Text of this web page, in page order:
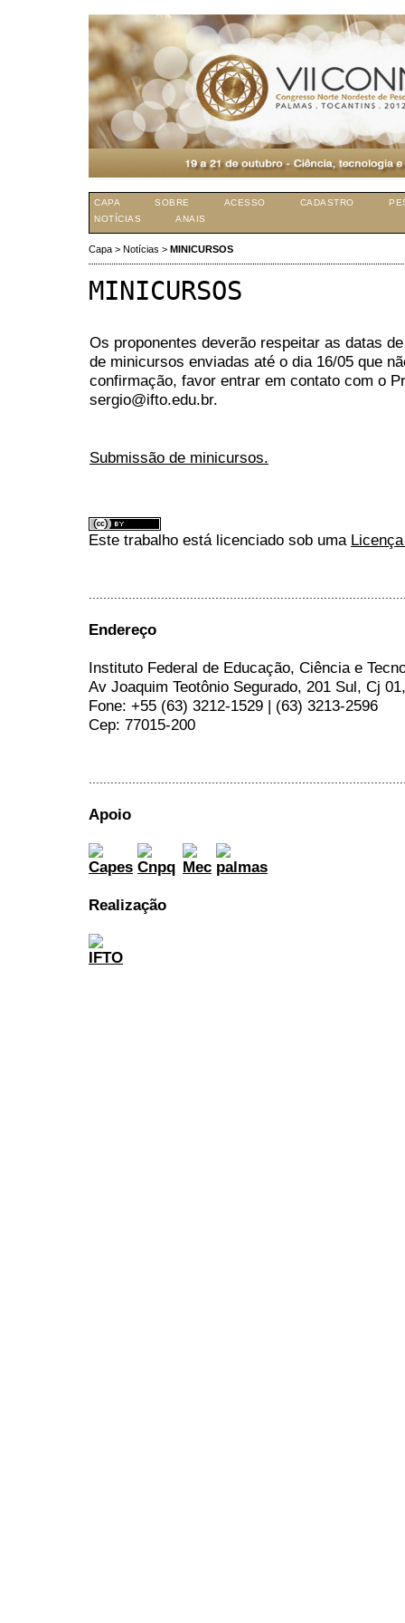
CAPA SOBRE ACESSO CADASTRO
NOTÍCIAS
ANAIS
Capa > Notícias > MINICURSOS
MINICURSOS
Os proponentes deverão respeitar as datas
de minicursos enviadas até o dia 16/05 que
confirmação, favor entrar em contato com o
sergio@ifto.edu.br.
Submissão de minicursos.
Este trabalho está licenciado sob uma
Endereço
Instituto Federal de Educação, Ciência e
Av Joaquim Teotônio Segurado, 201 Sul, Cj
Fone: +55 (63) 3212-1529 | (63) 3213-2596
Cep: 77015-200
Apoio
Realização